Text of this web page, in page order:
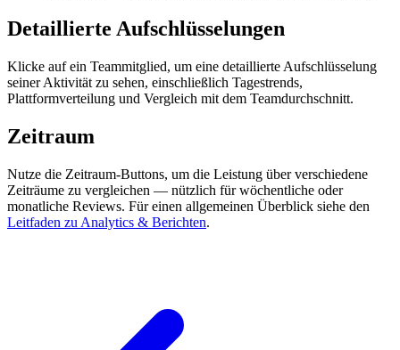
Detaillierte Aufschlüsselungen
Klicke auf ein Teammitglied, um eine detaillierte Aufschlüsselung
seiner Aktivität zu sehen, einschließlich Tagestrends,
Plattformverteilung und Vergleich mit dem Teamdurchschnitt.
Zeitraum
Nutze die Zeitraum-Buttons, um die Leistung über verschiedene
Zeiträume zu vergleichen — nützlich für wöchentliche oder
monatliche Reviews. Für einen allgemeinen Überblick siehe den
Leitfaden zu Analytics & Berichten.